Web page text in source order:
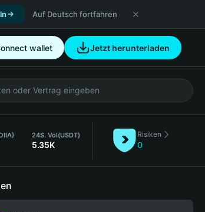
Auf Deutsch fortfahren
wallet Jetzt herunterladen
24S. Vol(USDT)
5.35K
Risiken
0